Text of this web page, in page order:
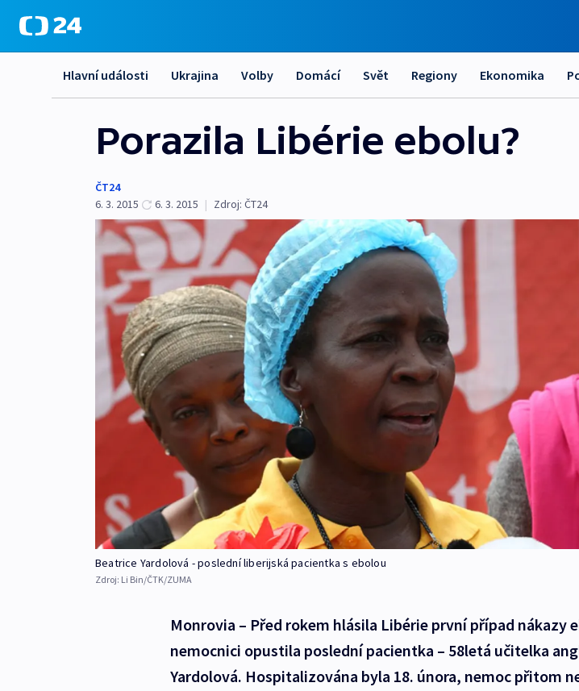
Hlavní události Ukrajina Volby Domácí Svět Regiony Ekonomika
Porazila Libérie ebolu?
ČT24
6. 3. 2015
6. 3. 2015 | Zdroj: ČT24
Beatrice Yardolová - poslední liberijská pacientka s ebolou
Zdroj: Li Bin/ČTK/ZUMA
Monrovia – Před rokem hlásila Libérie první případ nákazy
nemocnici opustila poslední pacientka – 58letá učitelka
Yardolová. Hospitalizována byla 18. února, nemoc přitom